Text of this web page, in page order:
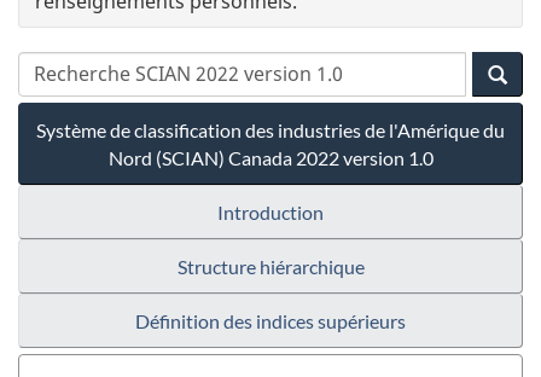
Système de classification des industries de l'Amérique du
Nord (SCIAN) Canada 2022 version 1.0
Introduction
Structure hiérarchique
Définition des indices supérieurs